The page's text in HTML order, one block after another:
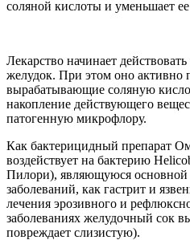
соляной кислоты и уменьшает ее
Лекарство начинает
желудок. При этом оно активно
вырабатывающие соляную
накопление действующего
патогенную микрофлору.
Как бактерицидный препарат
воздействует на бактерию
Пилори), являющуюся основной
заболеваний, как гастрит и
лечения эрозивного и
заболеваниях желудочный сок
повреждает слизистую).